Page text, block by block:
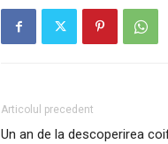
Articolul precedent
Un an de la descoperirea